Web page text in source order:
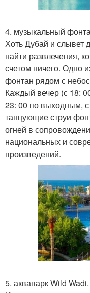
4. музыкальный
Хоть Дубай и слывет
найти развлечения,
счетом ничего. Одно
фонтан рядом с
Каждый вечер (с 18:
23: 00 по выходным,
танцующие струи
огней в
национальных и
произведений.
5. аквапарк Wild Wadi.